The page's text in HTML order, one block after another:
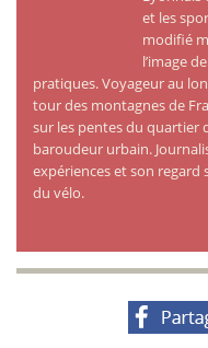
et les
modifié
l’image
pratiques. Voyageur au
tour des montagnes de
sur les pentes du quartier
baroudeur urbain.
expériences et son regard
du vélo.